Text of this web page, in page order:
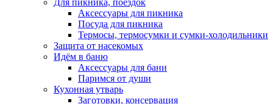
Для пикника, поездок
Аксессуары для пикника
Посуда для пикника
Термосы, термосумки и сумки-холодильники
Защита от насекомых
Идём в баню
Аксессуары для бани
Паримся от души
Кухонная утварь
Заготовки, консервация